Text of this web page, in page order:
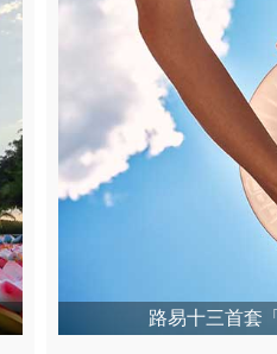
路易十三首套